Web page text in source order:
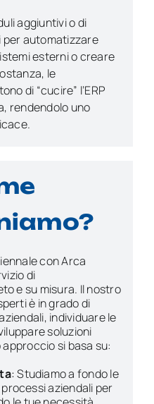
aggiuntivi o di
per automatizzare
esterni o creare
le
di “cucire” l’ERP
rendendolo uno
con Arca
di
e su misura. Il nostro
è in grado di
individuare le
soluzioni
si basa su:
:Studiamo a fondo le
aziendali per